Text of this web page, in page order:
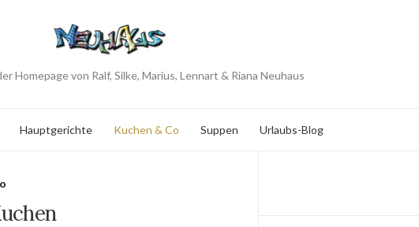
Homepage von Ralf, Silke, Marius, Lennart & Riana Neuhaus
Hauptgerichte Kuchen & Co Suppen Urlaubs-Blog